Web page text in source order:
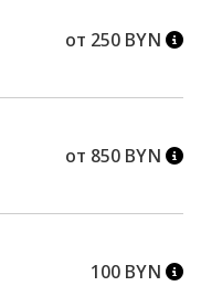
от 250 BYN
от 850 BYN
100 BYN